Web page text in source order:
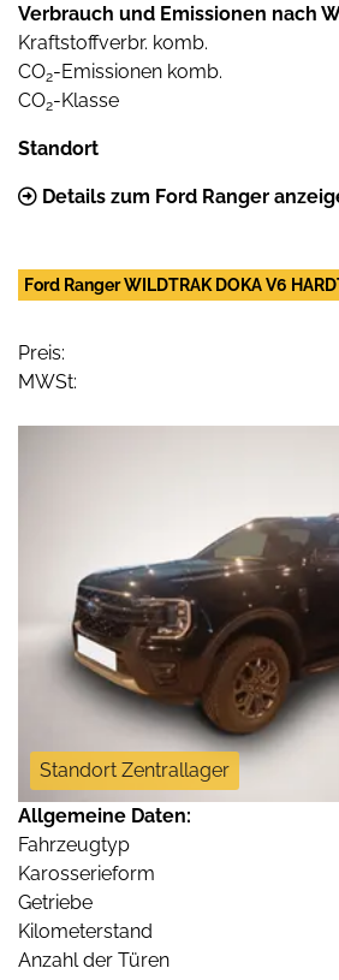
Verbrauch und Emissionen nach
Kraftstoffverbr. komb.
CO2-Emissionen komb.
CO2-Klasse
Standort
Details zum Ford Ranger
Ford Ranger WILDTRAK DOKA V6
Preis:
MWSt:
Standort Zentrallager
Allgemeine Daten:
Fahrzeugtyp
Karosserieform
Getriebe
Kilometerstand
Anzahl der Türen